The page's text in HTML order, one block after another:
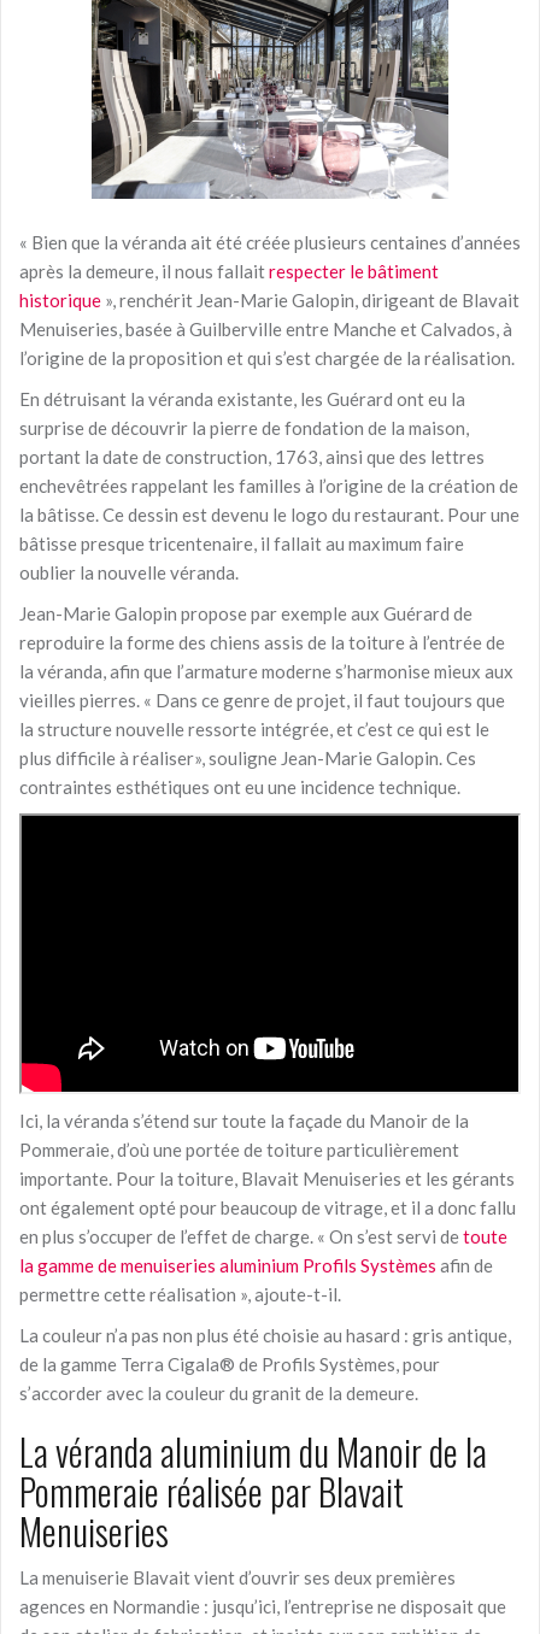
« Bien que la véranda ait été créée plusieurs centaines d’années
après la demeure, il nous fallaitrespecter le bâtiment
historique », renchérit Jean-Marie Galopin, dirigeant de Blavait
Menuiseries, basée à Guilberville entre Manche et Calvados, à
l’origine de la proposition et qui s’est chargée de la réalisation.
En détruisant la véranda existante, les Guérard ont eu la
surprise de découvrir la pierre de fondation de la maison,
portant la date de construction, 1763, ainsi que des lettres
enchevêtrées rappelant les familles à l’origine de la création de
la bâtisse. Ce dessin est devenu le logo du restaurant. Pour une
bâtisse presque tricentenaire, il fallait au maximum faire
oublier la nouvelle véranda.
Jean-Marie Galopin propose par exemple aux Guérard de
reproduire la forme des chiens assis de la toiture à l’entrée de
la véranda, afin que l’armature moderne s’harmonise mieux aux
vieilles pierres. « Dans ce genre de projet, il faut toujours que
la structure nouvelle ressorte intégrée, et c’est ce qui est le
plus difficile à réaliser», souligne Jean-Marie Galopin. Ces
contraintes esthétiques ont eu une incidence technique.
Ici, la véranda s’étend sur toute la façade du Manoir de la
Pommeraie, d’où une portée de toiture particulièrement
importante. Pour la toiture, Blavait Menuiseries et les gérants
ont également opté pour beaucoup de vitrage, et il a donc fallu
en plus s’occuper de l’effet de charge. « On s’est servi detoute
la gamme de menuiseries aluminium Profils Systèmes afin de
permettre cette réalisation », ajoute-t-il.
La couleur n’a pas non plus été choisie au hasard : gris antique,
de la gamme Terra Cigala® de Profils Systèmes, pour
s’accorder avec la couleur du granit de la demeure.
La véranda aluminium du Manoir de la
Pommeraie réalisée par Blavait
Menuiseries
La menuiserie Blavait vient d’ouvrir ses deux premières
agences en Normandie : jusqu’ici, l’entreprise ne disposait que